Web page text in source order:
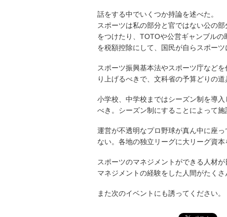
話をする中でいくつか持論を述べた。
スポーツは私の部分と官ではない公の
をつけたり、TOTOや公営ギャンブル
を税額控除にして、国民が自らスポー
スポーツ振興基本法やスポーツ庁など
り上げるべきで、文科省の予算どりの
小学校、中学校まではシーズン制を導
べき。シーズン制にすることによって
運営が不透明なプロ野球が真ん中に座
ない。各地の独立リーグに大リーグ資
スポーツのマネジメントができる人材
マネジメントの経験をした人間がたく
また次のイベントにも誘ってください。